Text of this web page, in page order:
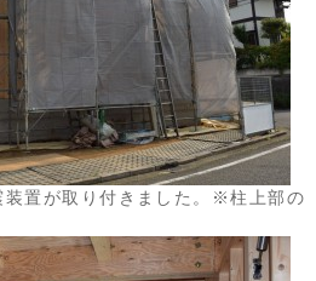
置が取り付きました。※柱上部の